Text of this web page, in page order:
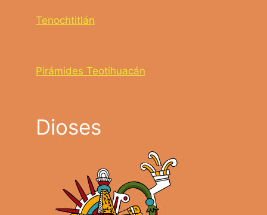
Tenochtitlán
Pirámides Teotihuacán
Dioses